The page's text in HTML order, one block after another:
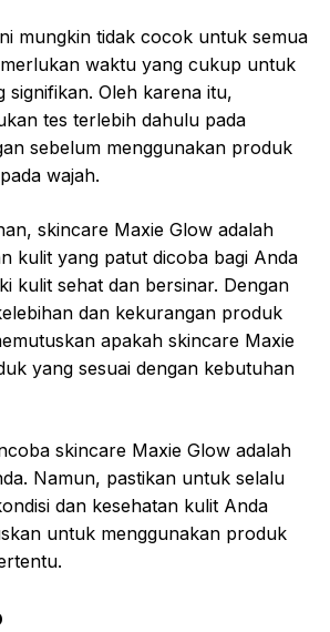
mungkin tidak cocok untuk semua
waktu yang cukup untuk
signifikan. Oleh karena itu,
tes terlebih dahulu pada
sebelum menggunakan produk
wajah.
skincare Maxie Glow adalah
kulit yang patut dicoba bagi Anda
kulit sehat dan bersinar. Dengan
dan kekurangan produk
apakah skincare Maxie
yang sesuai dengan kebutuhan
skincare Maxie Glow adalah
Namun, pastikan untuk selalu
dan kesehatan kulit Anda
untuk menggunakan produk